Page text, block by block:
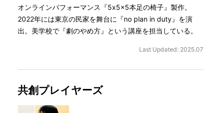
オンラインパフォーマンス『5x5x5本足の椅子』製作。
2022年には東京の民家を舞台に『no plan in duty』を演
出。美学校で『劇のやめ方』という講座を担当している。
Last Updated: 2025.07
共創プレイヤーズ